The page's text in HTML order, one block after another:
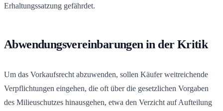
Erhaltungssatzung gefährdet.
Abwendungsvereinbarungen in der Kritik
Um das Vorkaufsrecht abzuwenden, sollen Käufer weitreichende
Verpflichtungen eingehen, die oft über die gesetzlichen Vorgaben
des Milieuschutzes hinausgehen, etwa den Verzicht auf Aufteilung